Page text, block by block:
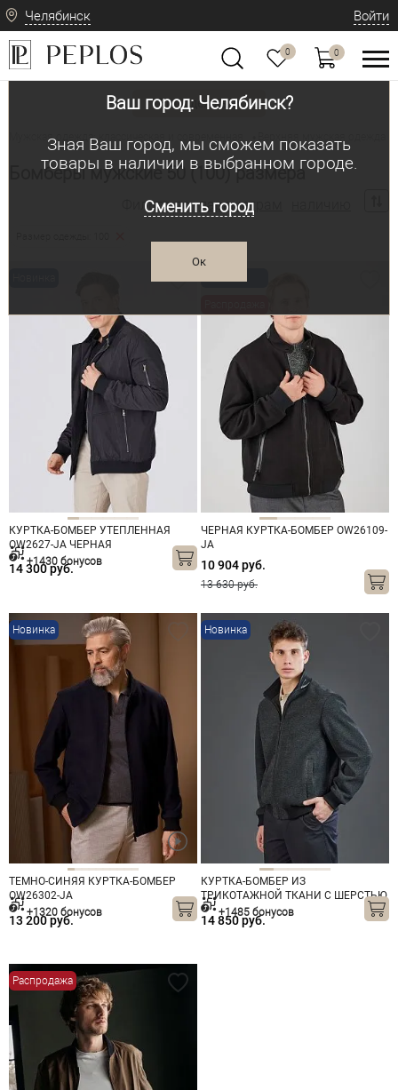
Челябинск
Ваш город: Челябинск?
Зная Ваш город, мы сможем показать
товары в наличии в выбранном городе.
Сменить город
Ок
Войти
0 0
Вид одежды
Мужская одежда: классическая и современная
Бомберы мужские 50 (100) размера
Фильтр по: параметрам
КУРТКА-БОМБЕР УТЕПЛЕННАЯ
OW2627-JА ЧЕРНАЯ
14 300 руб.
+1430 бонусов
ЧЕРНАЯ КУРТКА-БОМБЕР OW26109-
JA
10 904 руб.
13 630 руб.
Новинка
ТЕМНО-СИНЯЯ КУРТКА-БОМБЕР
OW26302-JА
13 200 руб.
+1320 бонусов
Новинка
КУРТКА-БОМБЕР ИЗ
ТРИКОТАЖНОЙ ТКАНИ С ШЕРСТЬЮ
OW26301-JА ТЕМНО-СЕРАЯ
14 850 руб.
+1485 бонусов
Распродажа